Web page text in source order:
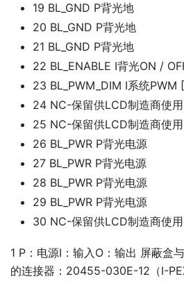
19 BL_GND P背光地
20 BL_GND P背光地
21 BL_GND P背光地
22 BL_ENABLE I背光ON /
23 BL_PWM_DIM I系统PWM
24 NC-保留供LCD制造商使
25 NC-保留供LCD制造商使
26 BL_PWR P背光电源
27 BL_PWR P背光电源
28 BL_PWR P背光电源
29 BL_PWR P背光电源
30 NC-保留供LCD制造商使
1 P：电源I：输入O：输出 屏蔽盒
的连接器：20455-030E-12（I-